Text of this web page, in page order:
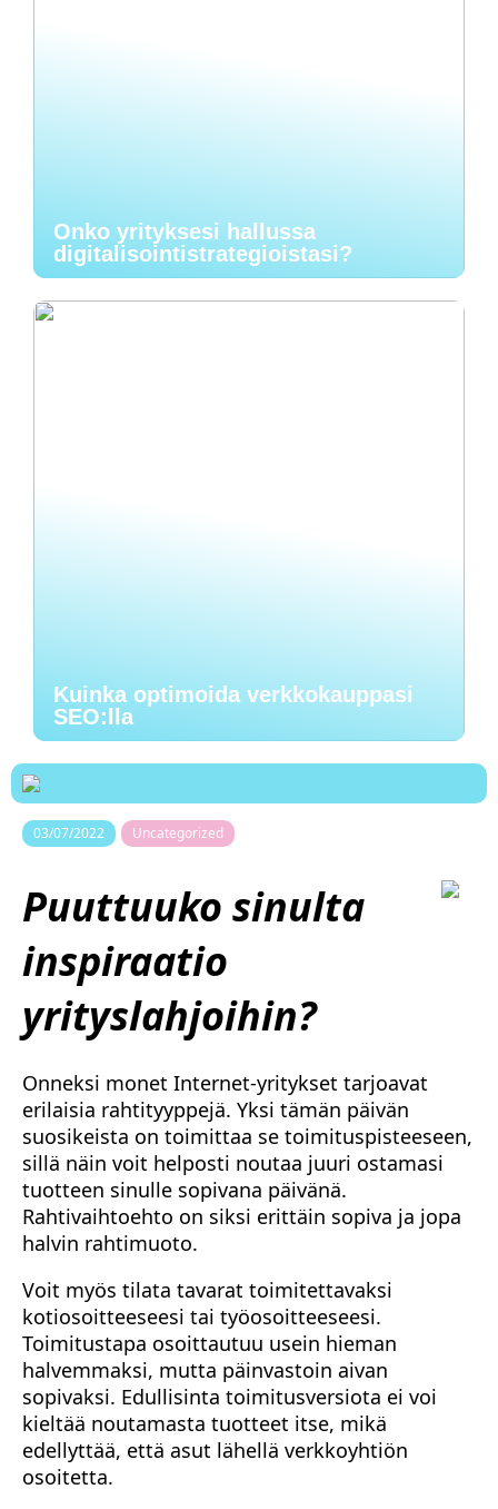
Onko yrityksesi hallussa
digitalisointistrategioistasi?
Kuinka optimoida verkkokauppasi
SEO:lla
03/07/2022 Uncategorized
Puuttuuko sinulta
inspiraatio
yrityslahjoihin?
Onneksi monet Internet-yritykset tarjoavat
erilaisia rahtityyppejä. Yksi tämän päivän
suosikeista on toimittaa se toimituspisteeseen,
sillä näin voit helposti noutaa juuri ostamasi
tuotteen sinulle sopivana päivänä.
Rahtivaihtoehto on siksi erittäin sopiva ja jopa
halvin rahtimuoto.
Voit myös tilata tavarat toimitettavaksi
kotiosoitteeseesi tai työosoitteeseesi.
Toimitustapa osoittautuu usein hieman
halvemmaksi, mutta päinvastoin aivan
sopivaksi. Edullisinta toimitusversiota ei voi
kieltää noutamasta tuotteet itse, mikä
edellyttää, että asut lähellä verkkoyhtiön
osoitetta.